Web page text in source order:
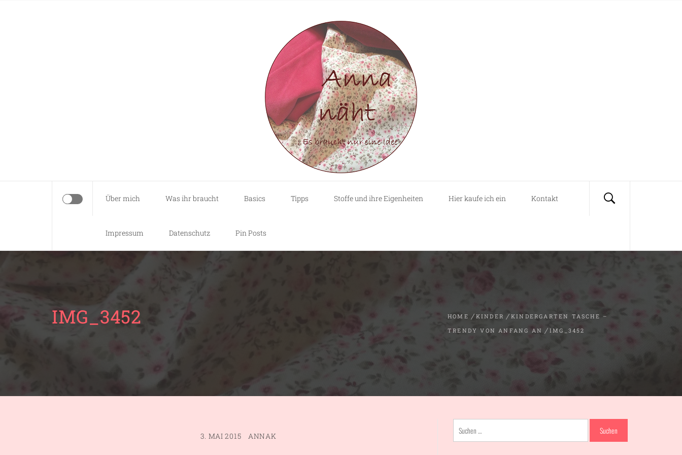
Über mich
Was ihr braucht Basics Tipps Stoffe und ihre Eigenheiten Hier kaufe ich ein Kontakt
Impressum Datenschutz Pin Posts
IMG_3452 HOME KINDER
KINDERGARTEN TASCHE –
TRENDY VON ANFANG AN
IMG_3452
3. MAI 2015 ANNAK
Suchen
nach: